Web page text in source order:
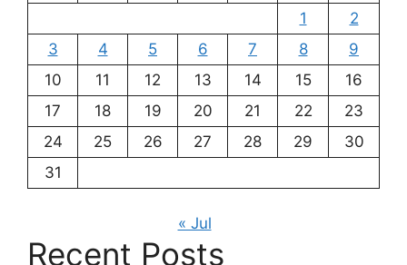
1
2
3
4 5 6 7 8
9
10
11 12 13 14 15
16
17
18 19 20 21 22
23
24
25 26 27 28 29
30
31
« Jul
Recent Posts